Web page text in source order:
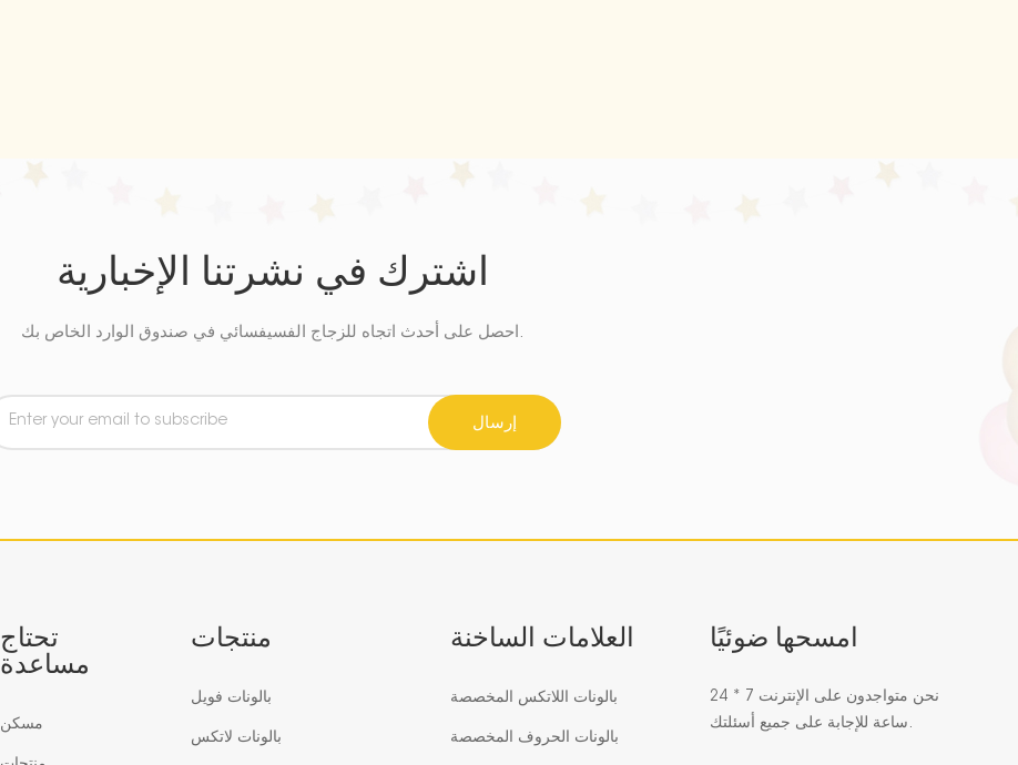
اشترك في نشرتنا الإخبارية
احصل على أحدث اتجاه للزجاج الفسيفسائي في صندوق الوارد الخاص بك.
إرسال
تحتاج
مساعدة
مسكن
منتجات
بالونات فويل
بالونات لاتكس
العلامات الساخنة
بالونات اللاتكس المخصصة
بالونات الحروف المخصصة
امسحها ضوئيًا
نحن متواجدون على الإنترنت 7 * 24
ساعة للإجابة على جميع أسئلتك.